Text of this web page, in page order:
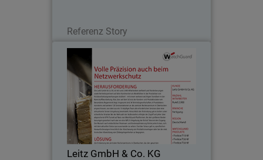
Referenz Story
Leitz GmbH & Co. KG
Leitz GmbH & Co. KG
Die Leitz GmbH & Co. KG ist mit rund
2.900 Mitarbeitern weltweit und
Niederlassungen sowie
Vertriebspartnern auf allen Kontinenten
als Marktführer in der Produktion von
Holzbearbeitungswerkzeugen…